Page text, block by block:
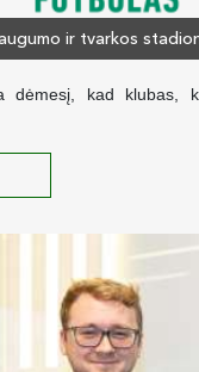
ir tvarkos
dėmesį, kad klubas,